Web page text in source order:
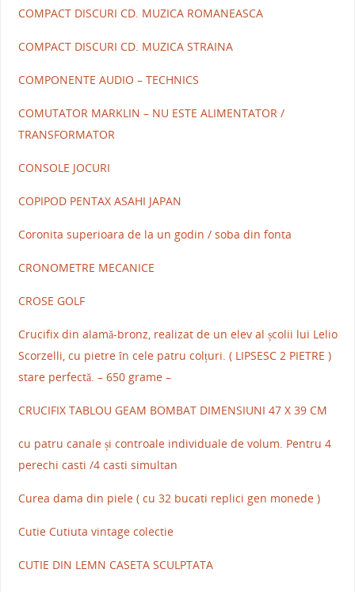
COMPACT DISCURI CD. MUZICA ROMANEASCA
COMPACT DISCURI CD. MUZICA STRAINA
COMPONENTE AUDIO – TECHNICS
COMUTATOR MARKLIN – NU ESTE ALIMENTATOR /
TRANSFORMATOR
CONSOLE JOCURI
COPIPOD PENTAX ASAHI JAPAN
Coronita superioara de la un godin / soba din fonta
CRONOMETRE MECANICE
CROSE GOLF
Crucifix din alamă-bronz, realizat de un elev al școlii lui Lelio
Scorzelli, cu pietre în cele patru colțuri. ( LIPSESC 2 PIETRE )
stare perfectă. – 650 grame –
CRUCIFIX TABLOU GEAM BOMBAT DIMENSIUNI 47 X 39 CM
cu patru canale și controale individuale de volum. Pentru 4
perechi casti /4 casti simultan
Curea dama din piele ( cu 32 bucati replici gen monede )
Cutie Cutiuta vintage colectie
CUTIE DIN LEMN CASETA SCULPTATA